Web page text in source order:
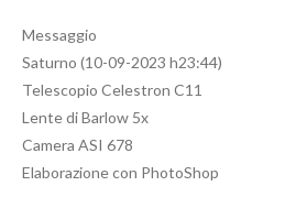
Messaggio
Saturno (10-09-2023 h23:44)
Telescopio Celestron C11
Lente di Barlow 5x
Camera ASI 678
Elaborazione con PhotoShop